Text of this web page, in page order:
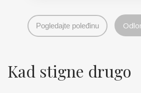
Pogledajte poleđinu
Kad stigne drugo